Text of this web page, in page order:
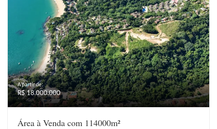
A partir de:
R$ 18.000.000
Área à Venda com 114000m²